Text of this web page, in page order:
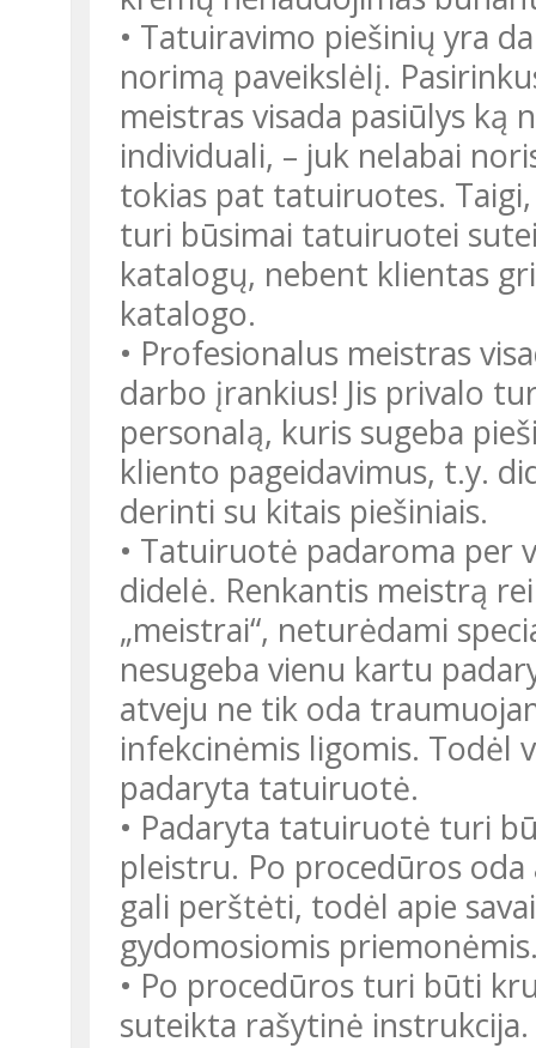
• Tatuiravimo piešinių yra
norimą paveikslėlį.
meistras visada pasiūlys
individuali, – juk nelabai
tokias pat tatuiruotes.
turi būsimai tatuiruotei
katalogų, nebent klientas
katalogo.
• Profesionalus meistras
darbo įrankius! Jis privalo
personalą, kuris sugeba
kliento pageidavimus, t.y.
derinti su kitais piešiniais.
• Tatuiruotė padaroma per
didelė. Renkantis meistrą
„meistrai“, neturėdami
nesugeba vienu kartu
atveju ne tik oda
infekcinėmis ligomis. Todėl
padaryta tatuiruotė.
• Padaryta tatuiruotė turi
pleistru. Po procedūros
gali perštėti, todėl apie
gydomosiomis
• Po procedūros turi būti
suteikta rašytinė instrukcija.